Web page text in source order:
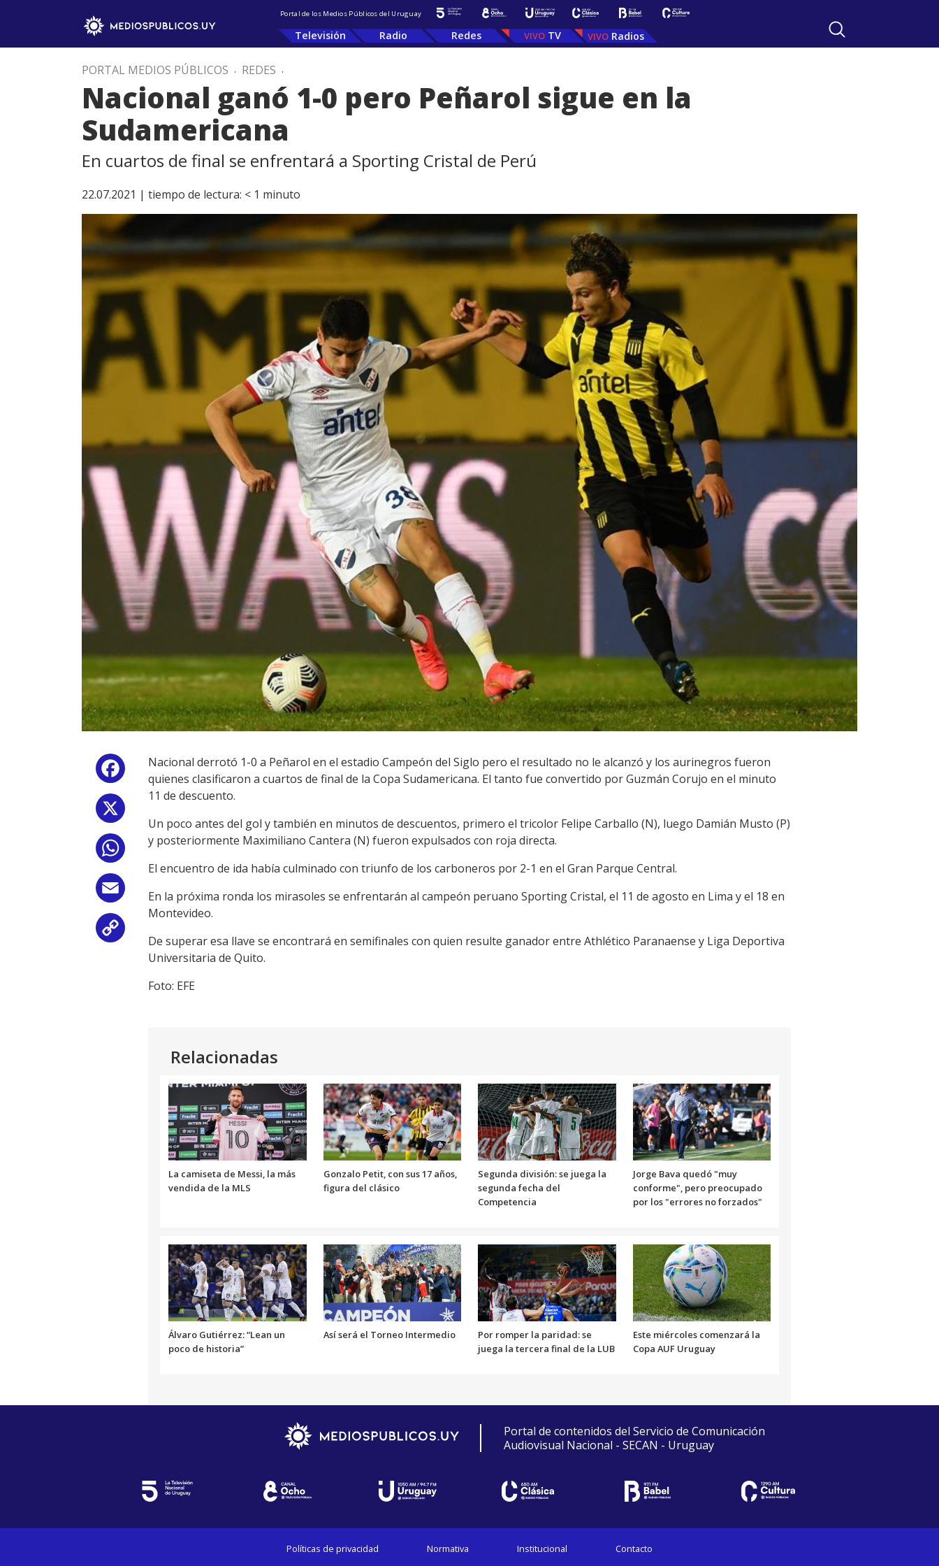
Portal de los Medios Públicos del Uruguay
Televisión Radio Redes TV Radios
PORTAL MEDIOS PÚBLICOS . REDES .
Nacional ganó 1-0 pero Peñarol sigue en la
Sudamericana
En cuartos de final se enfrentará a Sporting Cristal de Perú
22.07.2021 | tiempo de lectura: < 1 minuto
Facebook
WhatsApp
Email
Link
Nacional derrotó 1-0 a Peñarol en el estadio Campeón del Siglo pero el resultado no le alcanzó y los aurinegros fueron
quienes clasificaron a cuartos de final de la Copa Sudamericana. El tanto fue convertido por Guzmán Corujo en el minuto
11 de descuento.
Un poco antes del gol y también en minutos de descuentos, primero el tricolor Felipe Carballo (N), luego Damián Musto (P)
y posteriormente Maximiliano Cantera (N) fueron expulsados con roja directa.
El encuentro de ida había culminado con triunfo de los carboneros por 2-1 en el Gran Parque Central.
En la próxima ronda los mirasoles se enfrentarán al campeón peruano Sporting Cristal, el 11 de agosto en Lima y el 18 en
Montevideo.
De superar esa llave se encontrará en semifinales con quien resulte ganador entre Athlético Paranaense y Liga Deportiva
Universitaria de Quito.
Foto: EFE
Relacionadas
La camiseta de Messi, la más
vendida de la MLS
Gonzalo Petit, con sus 17 años,
figura del clásico
Segunda división: se juega la
segunda fecha del
Competencia
Jorge Bava quedó "muy
conforme", pero preocupado
por los "errores no forzados"
Álvaro Gutiérrez: “Lean un
poco de historia”
Así será el Torneo Intermedio
Por romper la paridad: se
juega la tercera final de la LUB
Este miércoles comenzará la
Copa AUF Uruguay
Portal de contenidos del Servicio de Comunicación
Audiovisual Nacional - SECAN - Uruguay
Políticas de privacidad Normativa Institucional Contacto